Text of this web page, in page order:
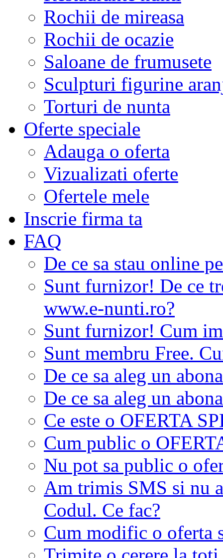
Rochii de mireasa
Rochii de ocazie
Saloane de frumusete
Sculpturi figurine
Torturi de nunta
Oferte speciale
Adauga o oferta
Vizualizati oferte
Ofertele mele
Inscrie firma ta
FAQ
De ce sa stau online
Sunt furnizor! De ce
www.e-nunti.ro?
Sunt furnizor! Cum
Sunt membru Free.
De ce sa aleg un
De ce sa aleg un
Ce este o OFERTA
Cum public o
Nu pot sa public o
Am trimis SMS si nu
Codul. Ce fac?
Cum modific o oferta